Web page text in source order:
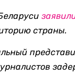
страны.